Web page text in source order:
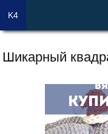
Шикарный
K4